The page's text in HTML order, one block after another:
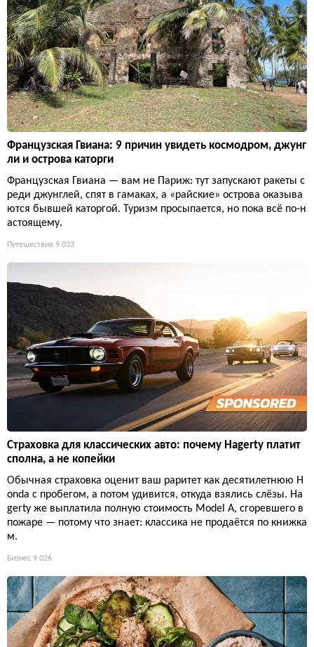
Французская Гвиана: 9 причин увидеть космодром, джунг
ли и острова каторги
Французская Гвиана — вам не Париж: тут запускают ракеты с
реди джунглей, спят в гамаках, а «райские» острова оказыва
ются бывшей каторгой. Туризм просыпается, но пока всё по-н
астоящему.
Путешествия 9 033
Страховка для классических авто: почему Hagerty платит
сполна, а не копейки
Обычная страховка оценит ваш раритет как десятилетнюю H
onda с пробегом, а потом удивится, откуда взялись слёзы. Ha
gerty же выплатила полную стоимость Model A, сгоревшего в
пожаре — потому что знает: классика не продаётся по книжка
м.
Бизнес 9 026